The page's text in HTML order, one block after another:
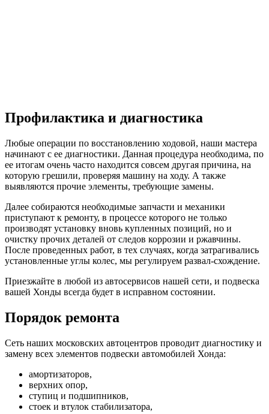
Профилактика и диагностика
Любые операции по восстановлению ходовой, наши мастера
начинают с ее диагностики. Данная процедура необходима, по
ее итогам очень часто находится совсем другая причина, на
которую грешили, проверяя машину на ходу. А также
выявляются прочие элементы, требующие замены.
Далее собираются необходимые запчасти и механики
приступают к ремонту, в процессе которого не только
производят установку вновь купленных позиций, но и
очистку прочих деталей от следов коррозии и ржавчины.
После проведенных работ, в тех случаях, когда затрагивались
установленные углы колес, мы регулируем развал-схождение.
Приезжайте в любой из автосервисов нашей сети, и подвеска
вашей Хонды всегда будет в исправном состоянии.
Порядок ремонта
Сеть наших московских автоцентров проводит диагностику и
замену всех элементов подвески автомобилей Хонда:
амортизаторов,
верхних опор,
ступиц и подшипников,
стоек и втулок стабилизатора,